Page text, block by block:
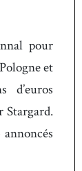
pour
et
d’euros
Stargard.